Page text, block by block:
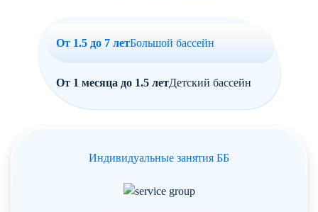
От 1.5 до 7 летБольшой бассейн
От 1 месяца до 1.5 летДетский бассейн
Индивидуальные занятия ББ